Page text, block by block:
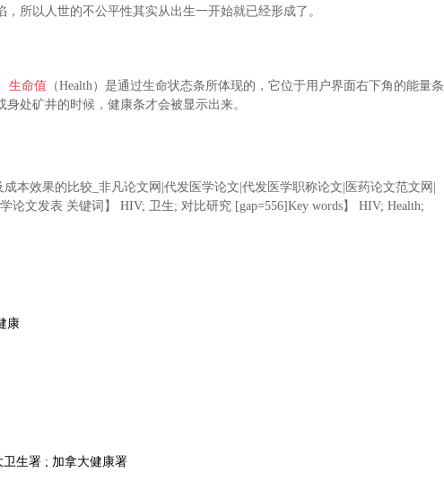
所以人世的不公平性其实从出生一开始就已经形成了。
生命值 （Health）是通过生命状态条所体现的，它位于用户界面右下角的能量条
身处矿井的时候，健康条才会被显示出来。
本效果的比较_非凡论文网|代发医学论文|代发医学职称论文|医药论文范文网|
论文发表 关键词】 HIV; 卫生; 对比研究 [gap=556]Key words】 HIV; Health;
康
生署 ; 加拿大健康署